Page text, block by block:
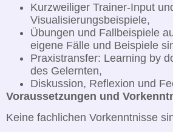
Kurzweiliger Trainer-Input
Visualisierungsbeispiele,
Übungen und Fallbeispiele
eigene Fälle und Beispiele
Praxistransfer: Learning by
des Gelernten,
Diskussion, Reflexion und
Voraussetzungen und
Keine fachlichen Vorkenntnisse